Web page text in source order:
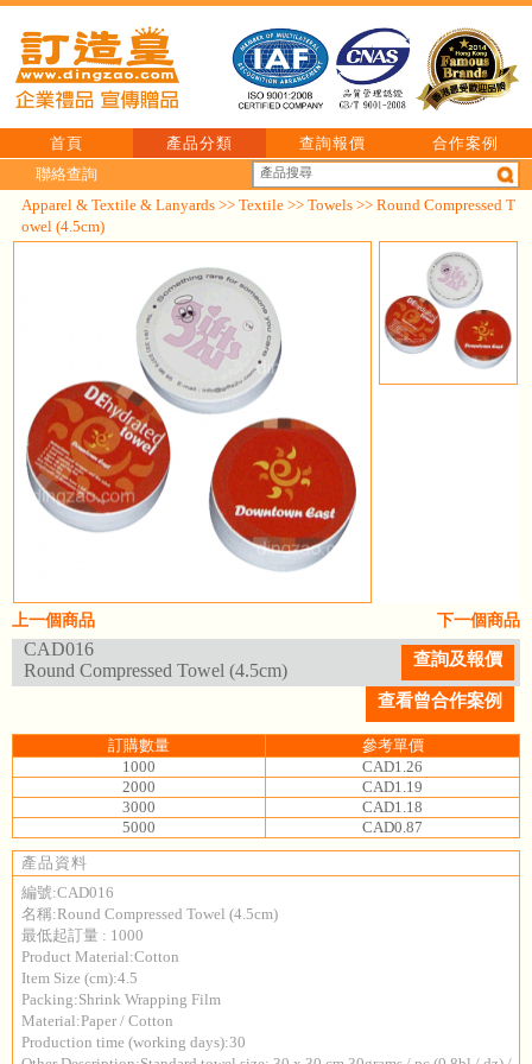
首頁 產品分類 查詢報價
合作案例
聯絡查詢
Apparel & Textile & Lanyards >> Textile >> Towels >> Round Compressed T
owel (4.5cm)
下一個商品
上一個商品
CAD016
Round Compressed Towel (4.5cm)
查詢及報價
查看曾合作案例
訂購數量
參考單價
1000
CAD1.26
2000
CAD1.19
3000
CAD1.18
5000
CAD0.87
產品資料
編號:CAD016
名稱:Round Compressed Towel (4.5cm)
最低起訂量 : 1000
Product Material:Cotton
Item Size (cm):4.5
Packing:Shrink Wrapping Film
Material:Paper / Cotton
Production time (working days):30